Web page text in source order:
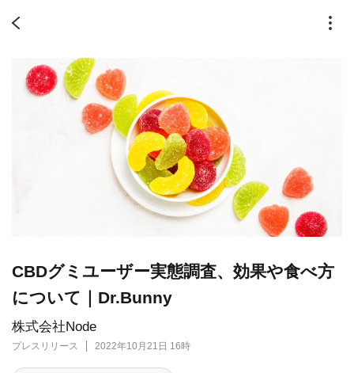
株式会社Node
プレスリリース 2022年10月21日 16時
CBDグミユーザー実態調査、効果や食べ方
について｜Dr.Bunny